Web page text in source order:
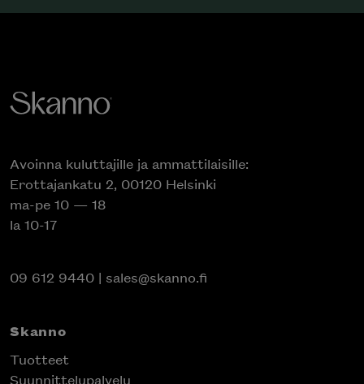
Avoinna kuluttajille ja ammattilaisille:
Erottajankatu 2, 00120 Helsinki
ma-pe 10 — 18
la 10-17
09 612 9440 | sales@skanno.fi
Skanno
Tuotteet
Suunnittelupalvelu